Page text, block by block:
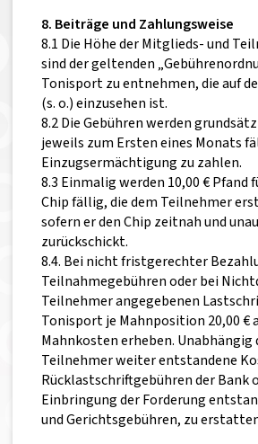
8. Beiträge und Zahlungsweise
8.1 Die Höhe der Mitglieds- und
sind der geltenden
Tonisport zu entnehmen, die auf
(s. o.) einzusehen ist.
8.2 Die Gebühren werden
jeweils zum Ersten eines Monats
Einzugsermächtigung zu zahlen.
8.3 Einmalig werden 10,00 € Pfand
Chip fällig, die dem Teilnehmer
sofern er den Chip zeitnah und
zurückschickt.
8.4. Bei nicht fristgerechter
Teilnahmegebühren oder bei
Teilnehmer angegebenen
Tonisport je Mahnposition 20,00 €
Mahnkosten erheben. Unabhängig
Teilnehmer weiter entstandene
Rücklastschriftgebühren der Bank
Einbringung der Forderung
und Gerichtsgebühren, zu